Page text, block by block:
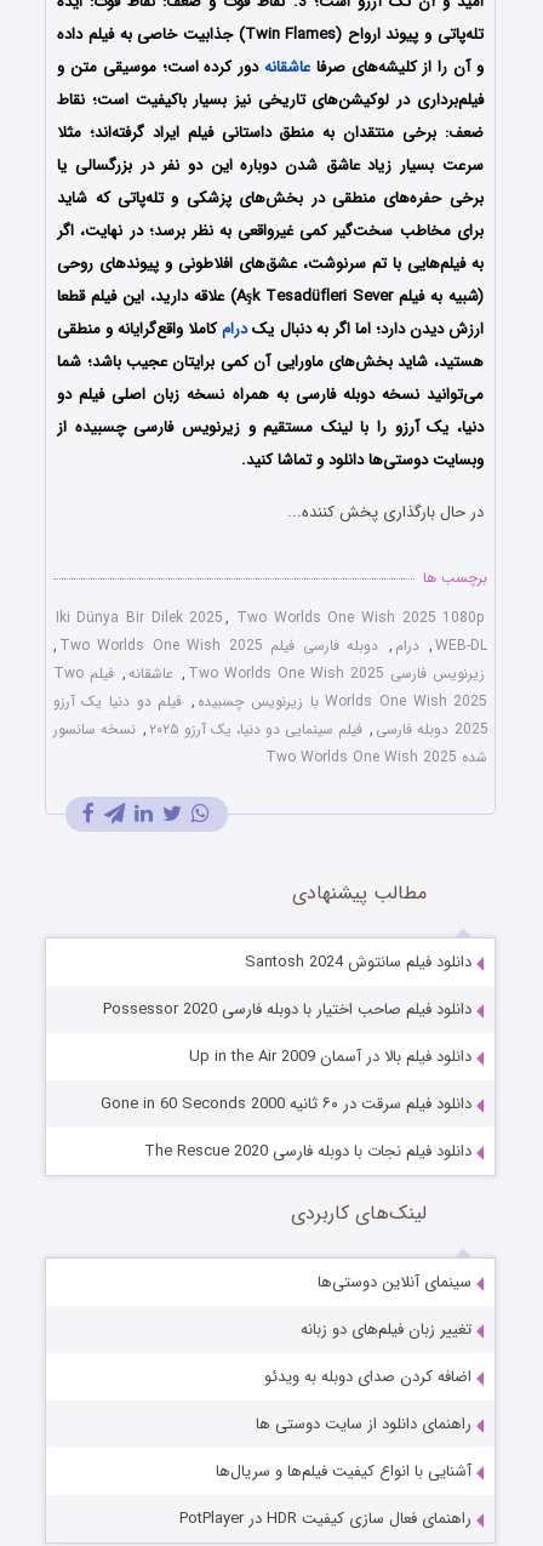
تله‌پاتی و پیوند ارواح (Twin Flames) جذابیت خاصی به فیلم داده
و آن را از کلیشه‌های صرفاعاشقانهدور کرده است؛ موسیقی متن و
فیلم‌برداری در لوکیشن‌های تاریخی نیز بسیار باکیفیت است؛ نقاط
ضعف: برخی منتقدان به منطق داستانی فیلم ایراد گرفته‌اند؛ مثلا
سرعت بسیار زیاد عاشق شدن دوباره این دو نفر در بزرگسالی یا
برخی حفره‌های منطقی در بخش‌های پزشکی و تله‌پاتی که شاید
برای مخاطب سخت‌گیر کمی غیرواقعی به نظر برسد؛ در نهایت، اگر
به فیلم‌هایی با تم سرنوشت، عشق‌های افلاطونی و پیوندهای روحی
(شبیه به فیلم Aşk Tesadüfleri Sever) علاقه دارید، این فیلم قطعا
ارزش دیدن دارد؛ اما اگر به دنبال یکدرامکاملا واقع‌گرایانه و منطقی
هستید، شاید بخش‌های ماورایی آن کمی برایتان عجیب باشد؛ شما
می‌توانید نسخه دوبله فارسی به همراه نسخه زبان اصلی فیلم دو
دنیا، یک آرزو را با ‌لینک مستقیم و زیرنویس فارسی چسبیده از
وبسایت دوستی‌ها دانلود و تماشا کنید.
در حال بارگذاری پخش کننده...
برچسب ها
Iki Dünya Bir Dilek 2025, Two Worlds One Wish 2025 1080p
WEB-DL
, درام , دوبله فارسی فیلم Two Worlds One Wish 2025
,
زیرنویس فارسی Two Worlds One Wish 2025
, عاشقانه,
فیلم Two
Worlds One Wish 2025 با زیرنویس چسبیده
, فیلم دو دنیا یک آرزو
2025 دوبله فارسی
, فیلم سینمایی دو دنیا، یک آرزو ۲۰۲۵ , نسخه سانسور
شده Two Worlds One Wish 2025
مطالب پیشنهادی
دانلود فیلم سانتوش Santosh 2024
دانلود فیلم صاحب اختیار با دوبله فارسی Possessor 2020
دانلود فیلم بالا در آسمان Up in the Air 2009
دانلود فیلم سرقت در ۶۰ ثانیه Gone in 60 Seconds 2000
دانلود فیلم نجات با دوبله فارسی The Rescue 2020
لینک‌های کاربردی
سینمای آنلاین دوستی‌ها
تغییر زبان فیلم‌های دو زبانه
اضافه کردن صدای دوبله به ویدئو
راهنمای دانلود از سایت دوستی ها
آشنایی با انواع کیفیت فیلم‌ها و سریال‌ها
راهنمای فعال سازی کیفیت HDR در PotPlayer